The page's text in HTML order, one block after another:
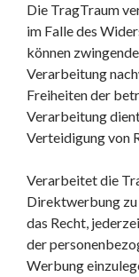
Die TragTraum
im Falle des
können
Verarbeitung
Freiheiten der
Verarbeitung
Verteidigung von
Verarbeitet die
Direktwerbung
das Recht,
der
Werbung